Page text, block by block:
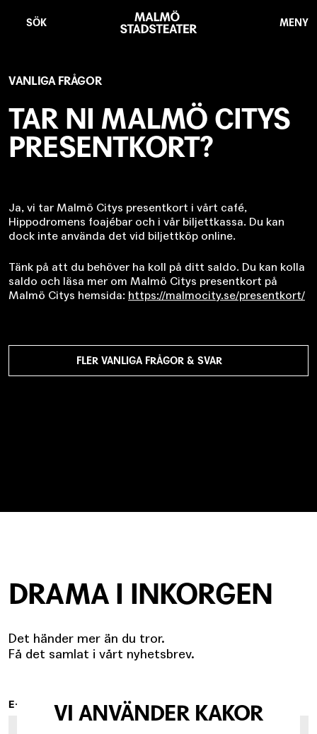
SÖK
Stadsteater
MENY
VANLIGA FRÅGOR
TAR NI MALMÖ CITYS
PRESENTKORT?
Ja, vi tar Malmö Citys presentkort i vårt café,
Hippodromens foajébar och i vår biljettkassa. Du kan
dock inte använda det vid biljettköp online.
Tänk på att du behöver ha koll på ditt saldo. Du kan kolla
saldo och läsa mer om Malmö Citys presentkort på
Malmö Citys hemsida: https://malmocity.se/presentkort/
FLER VANLIGA FRÅGOR & SVAR
DRAMA I INKORGEN
Det händer mer än du tror.
Få det samlat i vårt nyhetsbrev.
E-POST VI ANVÄNDER KAKOR